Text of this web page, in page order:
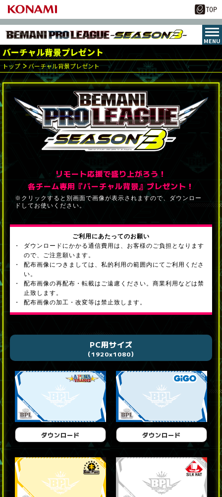
バーチャル背景プレゼント
トップ バーチャル背景プレゼント
リモート応援で盛り上がろう！
各チーム専用『バーチャル背景』プレゼント！
※クリックすると別画面で画像が表示されますので、ダウンロー
ドしてお使いください。
ご利用にあたってのお願い
ダウンロードにかかる通信費用は、お客様のご負担となります
ので、ご注意願います。
配布画像につきましては、私的利用の範囲内にてご利用くださ
い。
配布画像の再配布・転載はご遠慮ください。商業利用などは禁
止致します。
配布画像の加工・改変等は禁止致します。
PC用サイズ
（1920x1080）
ダウンロード ダウンロード